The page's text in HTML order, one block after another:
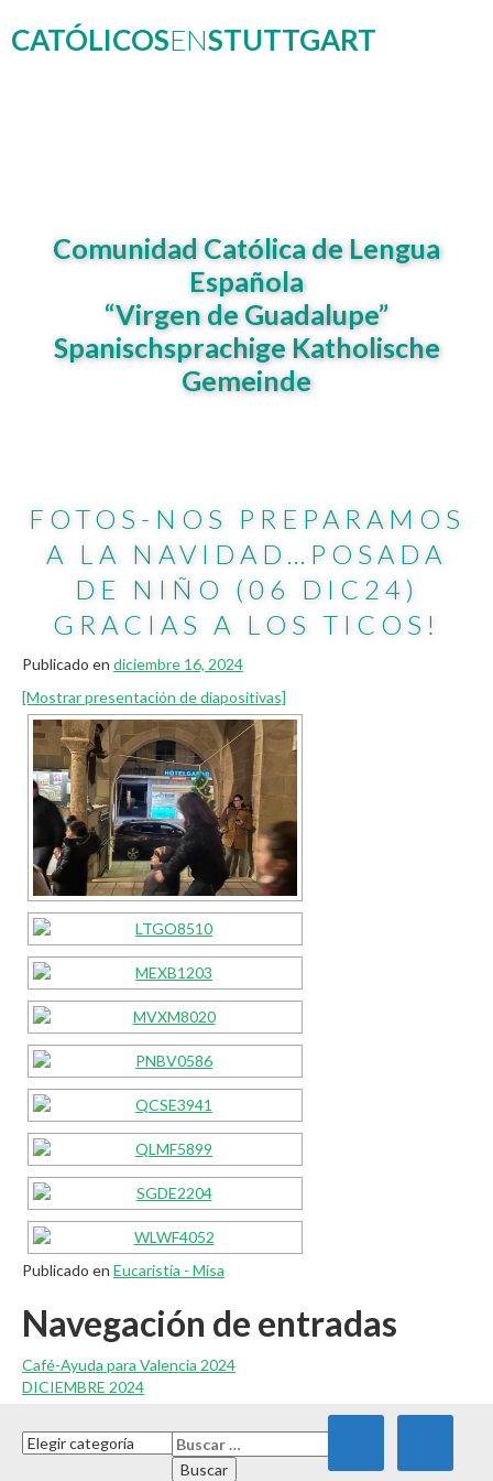
CATÓLICOSENSTUTTGART
Comunidad Católica de Lengua
Española
“Virgen de Guadalupe”
Spanischsprachige Katholische
Gemeinde
FOTOS-NOS PREPARAMOS
A LA NAVIDAD…POSADA
DE NIÑO (06 DIC24)
GRACIAS A LOS TICOS!
Publicado en diciembre 16, 2024
[Mostrar presentación de diapositivas]
Publicado en Eucaristía - Misa
Navegación de entradas
Café-Ayuda para Valencia 2024
DICIEMBRE 2024